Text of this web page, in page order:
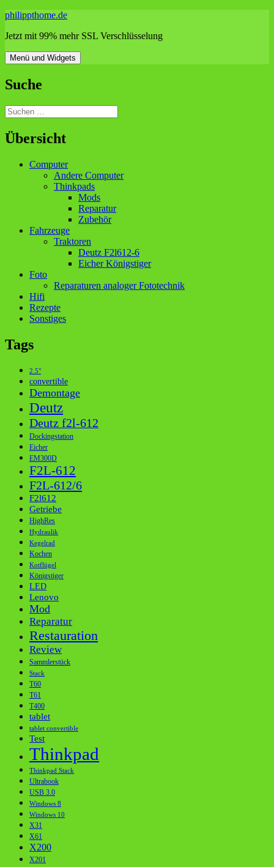
Zum
springen
philippthome.de
Jetzt mit 99% mehr SSL Verschlüsselung
Menü und Widgets
Suche
Suchen
nach:
Übersicht
Computer
Andere Computer
Thinkpads
Mods
Reparatur
Zubehör
Fahrzeuge
Traktoren
Deutz F2l612-6
Eicher Königstiger
Foto
Reparaturen analoger Fototechnik
Hifi
Rezepte
Sonstiges
Tags
2.5"
convertible
Demontage
Deutz
Deutz f2l-612
Dockingstation
Eicher
EM300D
F2L-612
F2L-612/6
F2l612
Getriebe
HighRes
Hydraulik
Kegelrad
Kochen
Kotflügel
Königstiger
LED
Lenovo
Mod
Reparatur
Restauration
Review
Sammlerstück
Stack
T60
T61
T400
tablet
tablet convertible
Test
Thinkpad
Thinkpad Stack
Ultrabook
USB 3.0
Windows 8
Windows 10
X31
X61
X200
X201